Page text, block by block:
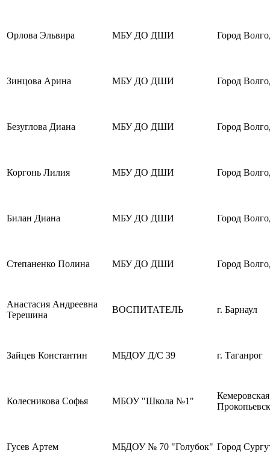
Орлова Эльвира МБУ ДО ДШИ Город
Зинцова Арина МБУ ДО ДШИ Город
Безуглова Диана МБУ ДО ДШИ Город
Коргонь Лилия МБУ ДО ДШИ Город
Билан Диана МБУ ДО ДШИ Город
Степаненко Полина МБУ ДО ДШИ Город
Анастасия Андреевна
Терешина
ВОСПИТАТЕЛЬ г. Барнаул
Зайцев Константин МБДОУ Д/С 39 г. Таганрог
Колесникова Софья МБОУ "Школа №1"
Прокопьевск
Гусев Артем МБДОУ № 70 "Голубок" Город